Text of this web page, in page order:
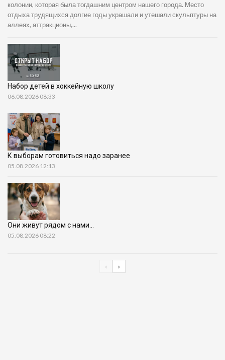
колонии, которая была тогдашним центром нашего города. Место
отдыха трудящихся долгие годы украшали и утешали скульптуры на
аллеях, аттракционы,...
Набор детей в хоккейную школу
06.08.2026 08:33
К выборам готовиться надо заранее
05.08.2026 12:13
Они живут рядом с нами…
05.08.2026 08:22
‹ ›